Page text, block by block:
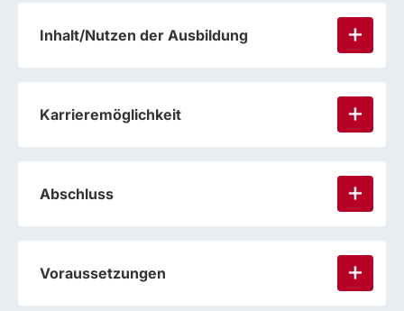
Inhalt/Nutzen der Ausbildung
Karrieremöglichkeit
Abschluss
Voraussetzungen